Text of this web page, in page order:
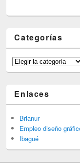
Categorías
Categorías
Enlaces
Brianur
Empleo diseño
Ibagué